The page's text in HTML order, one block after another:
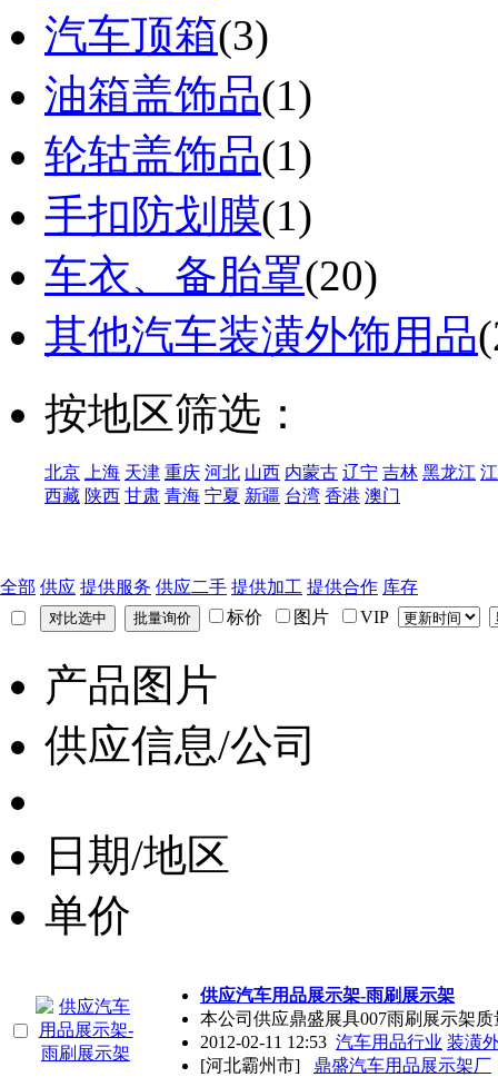
汽车顶箱(3)
油箱盖饰品(1)
轮轱盖饰品(1)
手扣防划膜(1)
车衣、备胎罩(20)
其他汽车装潢外饰用品
按地区筛选：
北京 上海 天津 重庆 河北 山西 内蒙古 辽宁 吉林 黑龙江
西藏 陕西 甘肃 青海 宁夏 新疆 台湾 香港 澳门
全部 供应 提供服务 供应二手 提供加工 提供合作 库存
标价
图片 VIP
产品图片
供应信息/公司
日期/地区
单价
供应汽车用品展示架-雨刷展示架
本公司供应鼎盛展具007雨刷展示架
2012-02-11 12:53 汽车用品行业 装潢
[河北霸州市]
鼎盛汽车用品展示架厂